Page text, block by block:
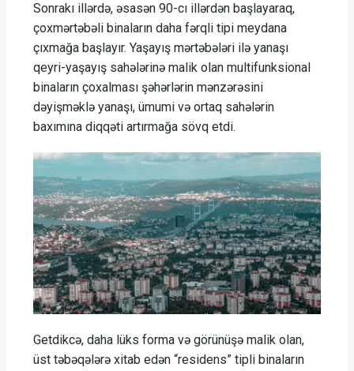
Sonrakı illərdə, əsasən 90-cı illərdən başlayaraq,
çoxmərtəbəli binaların daha fərqli tipi meydana
çıxmağa başlayır. Yaşayış mərtəbələri ilə yanaşı
qeyri-yaşayış sahələrinə malik olan multifunksional
binaların çoxalması şəhərlərin mənzərəsini
dəyişməklə yanaşı, ümumi və ortaq sahələrin
baxımına diqqəti artırmağa sövq etdi.
Getdikcə, daha lüks forma və görünüşə malik olan,
üst təbəqələrə xitab edən “residens” tipli binaların